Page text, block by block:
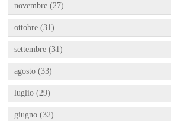
novembre (27)
ottobre (31)
settembre (31)
agosto (33)
luglio (29)
giugno (32)